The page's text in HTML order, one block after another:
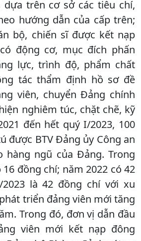
dựa trên cơ sở các tiêu chí,
hướng dẫn của cấp trên;
bộ, chiến sĩ được kết nạp
động cơ, mục đích phấn
lực, trình độ, phẩm chất
tác thẩm định hồ sơ đề
viên, chuyển Đảng chính
nghiêm túc, chặt chẽ, kỹ
đến hết quý I/2023, 100
được BTV Đảng ủy Công an
hàng ngũ của Đảng. Trong
đồng chí; năm 2022 có 42
là 42 đồng chí với xu
triển đảng viên mới tăng
Trong đó, đơn vị dẫn đầu
viên mới kết nạp đông